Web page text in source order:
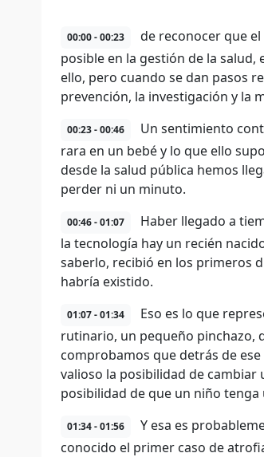
00:00 - 00:23
de reconocer que el
posible en la gestión de la salud,
ello, pero cuando se dan pasos
prevención, la investigación y la
00:23 - 00:46
Un sentimiento
rara en un bebé y lo que ello
desde la salud pública hemos
perder ni un minuto.
00:46 - 01:07
Haber llegado a
la tecnología hay un recién
saberlo, recibió en los primeros
habría existido.
01:07 - 01:34
Eso es lo que
rutinario, un pequeño pinchazo,
comprobamos que detrás de
valioso la posibilidad de cambiar
posibilidad de que un niño
01:34 - 01:56
Y esa es
conocido el primer caso de